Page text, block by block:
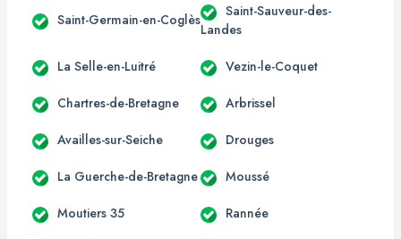
Saint-Germain-en-Coglès
Saint-Sauveur-des-
Landes
La Selle-en-Luitré Vezin-le-Coquet
Chartres-de-Bretagne Arbrissel
Availles-sur-Seiche Drouges
La Guerche-de-Bretagne Moussé
Moutiers 35 Rannée